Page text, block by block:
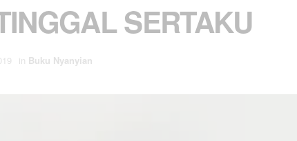
SERTAKU
in Buku Nyanyian